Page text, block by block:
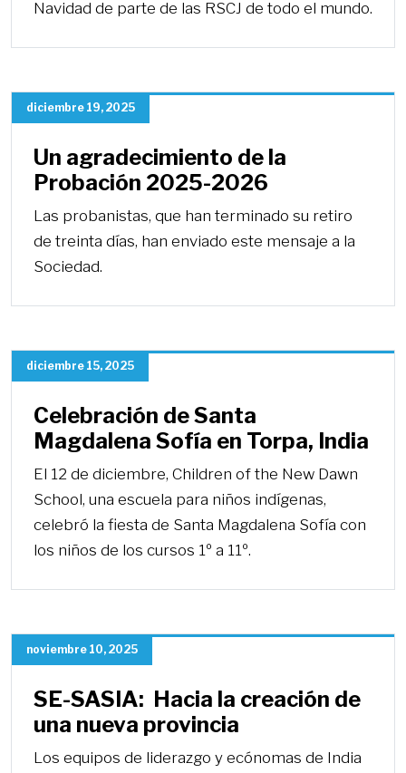
Navidad de parte de las RSCJ de todo el mundo.
diciembre 19, 2025
Un agradecimiento de la
Probación 2025-2026
Las probanistas, que han terminado su retiro
de treinta días, han enviado este mensaje a la
Sociedad.
diciembre 15, 2025
Celebración de Santa
Magdalena Sofía en Torpa, India
El 12 de diciembre, Children of the New Dawn
School, una escuela para niños indígenas,
celebró la fiesta de Santa Magdalena Sofía con
los niños de los cursos 1º a 11º.
noviembre 10, 2025
SE-SASIA: Hacia la creación de
una nueva provincia
Los equipos de liderazgo y ecónomas de India